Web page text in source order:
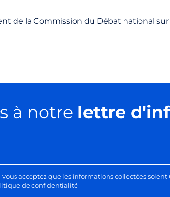
de la Commission du Débat national sur
à notre lettre
vous acceptez que les informations collectées soient
de confidentialité